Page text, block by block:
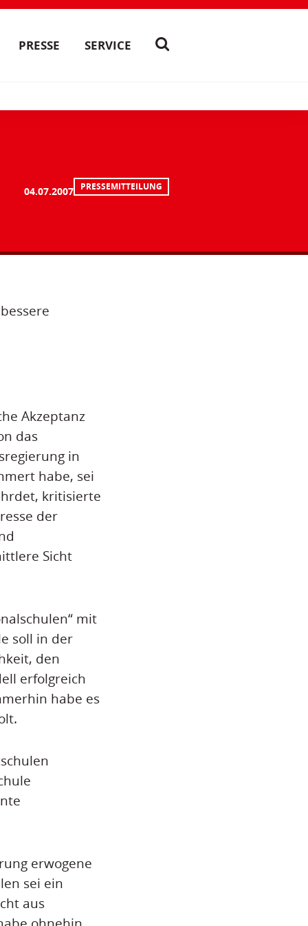
PRESSE SERVICE
04.07.2007 PRESSEMITTEILUNG
Akzeptanz
das
in
habe, sei
kritisierte
der
Sicht
mit
soll in der
den
erfolgreich
habe es
erwogene
sei ein
aus